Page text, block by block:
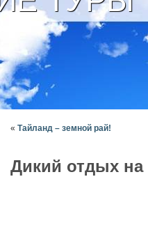
« Тайланд – земной рай!
Дикий отдых на